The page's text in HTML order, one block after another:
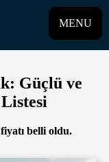
MENU
Güçlü ve
belli oldu.